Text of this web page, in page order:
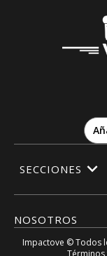
NOSOTROS
SECCIONES
Impactove © Todos